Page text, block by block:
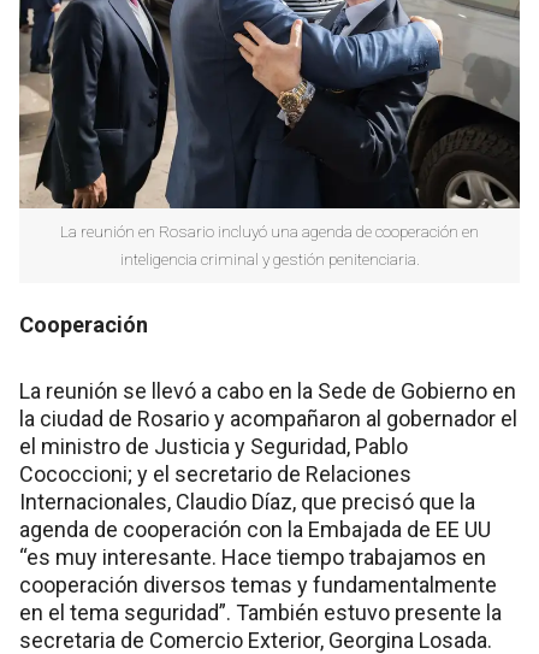
La reunión en Rosario incluyó una agenda de cooperación en
inteligencia criminal y gestión penitenciaria.
Cooperación
La reunión se llevó a cabo en la Sede de Gobierno en
la ciudad de Rosario y acompañaron al gobernador el
el ministro de Justicia y Seguridad, Pablo
Cococcioni; y el secretario de Relaciones
Internacionales, Claudio Díaz, que precisó que la
agenda de cooperación con la Embajada de EE UU
“es muy interesante. Hace tiempo trabajamos en
cooperación diversos temas y fundamentalmente
en el tema seguridad”. También estuvo presente la
secretaria de Comercio Exterior, Georgina Losada.